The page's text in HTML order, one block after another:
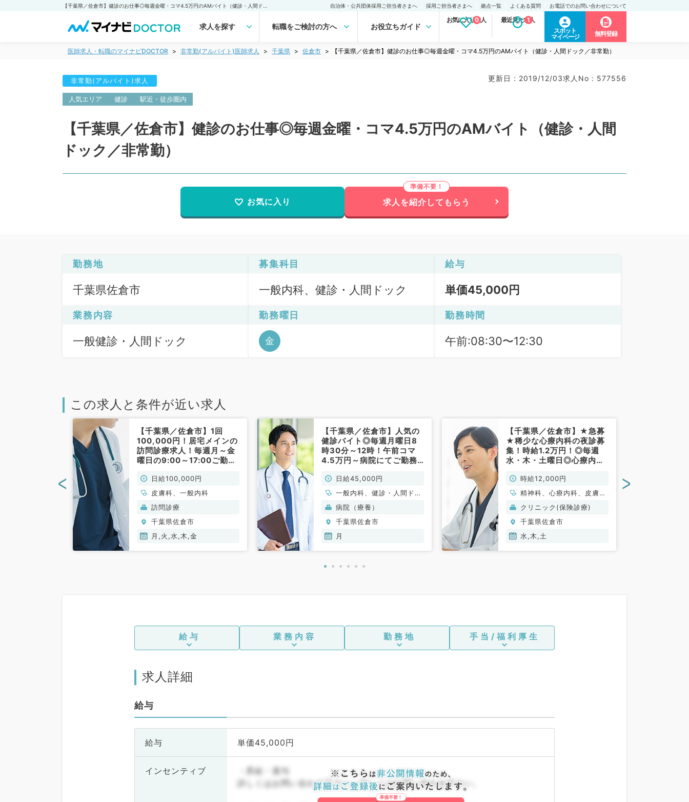
自治体・公共団体採用ご担当者さまへ 採用ご担当者さまへ 拠点一覧 よくある質問 お電話でのお問い合わせについて
求人を探す 転職をご検討の方へ お役立ちガイド
お気に入り求人
0 最近見た求人
1
スポット
マイページ
無料登録
医師求人・転職のマイナビDOCTOR 非常勤(アルバイト)医師求人 千葉県 佐倉市 【千葉県／佐倉市】健診のお仕事◎毎週金曜・コマ4.5万円のAMバイト（健診・人間ドック／非常勤）
非常勤(アルバイト)求人 更新日 : 2019/12/03求人No : 577556
人気エリア 健診 駅近・徒歩圏内
【千葉県／佐倉市】健診のお仕事◎毎週金曜・コマ4.5万円のAMバイト（健診・人間
ドック／非常勤）
お気に入り 求人を紹介してもらう
勤務地
千葉県佐倉市
募集科目
一般内科、健診・人間ドック
給与
単価45,000円
業務内容
一般健診・人間ドック
勤務曜日
金
勤務時間
午前:08:30〜12:30
この求人と条件が近い求人
【千葉県／佐倉市】1回
100,000円！居宅メインの
訪問診療求人！毎週月～金
曜日の9:00～17:00ご勤務
クリニック（内科系／非常
勤）
日給100,000円
皮膚科、一般内科
訪問診療
千葉県佐倉市
月,火,水,木,金
【千葉県／佐倉市】人気の
健診バイト◎毎週月曜日8
時30分～12時！午前コマ
4.5万円～病院にてご勤務
勤）日給45,000円
一般内科、健診・人間ドッ
ク
病院（療養）
千葉県佐倉市
月
【千葉県／佐倉市】★急募
★稀少な心療内科の夜診募
集！時給1.2万円！◎毎週
水・木・土曜日◎心療内科
ちの先生も歓迎～（心療内
科／非常勤）
時給12,000円
精神科、心療内科、皮膚
科、婦人科、眼科、一般内
科
クリニック(保険診療)
千葉県佐倉市
水,木,土
< >
給与 業務内容 勤務地 手当/福利厚生
求人詳細
給与
給与 単価45,000円
インセンティブ
・昇給・賞与
詳しくはお問い合わせ下さい。詳しくはお問い合わせ下さい。